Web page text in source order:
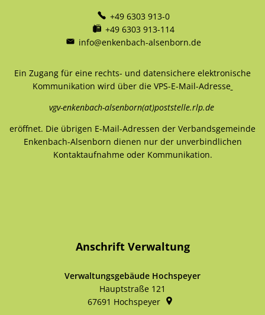
+49 6303 913-0
+49 6303 913-114
info@enkenbach-alsenborn.de
Ein Zugang für eine rechts- und datensichere elektronische
Kommunikation wird über die VPS-E-Mail-Adresse
vgv-enkenbach-alsenborn(at)poststelle.rlp.de
eröffnet. Die übrigen E-Mail-Adressen der Verbandsgemeinde
Enkenbach-Alsenborn dienen nur der unverbindlichen
Kontaktaufnahme oder Kommunikation.
Anschrift Verwaltung
Verwaltungsgebäude Hochspeyer
Hauptstraße 121
67691 Hochspeyer